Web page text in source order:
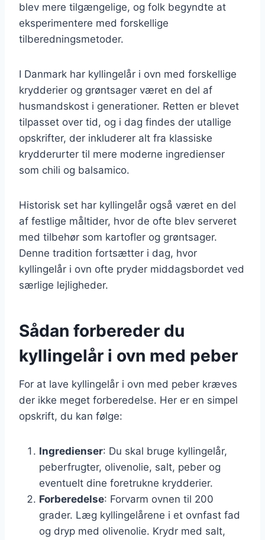
blev mere tilgængelige, og folk begyndte at
eksperimentere med forskellige
tilberedningsmetoder.
I Danmark har kyllingelår i ovn med forskellige
krydderier og grøntsager været en del af
husmandskost i generationer. Retten er blevet
tilpasset over tid, og i dag findes der utallige
opskrifter, der inkluderer alt fra klassiske
krydderurter til mere moderne ingredienser
som chili og balsamico.
Historisk set har kyllingelår også været en del
af festlige måltider, hvor de ofte blev serveret
med tilbehør som kartofler og grøntsager.
Denne tradition fortsætter i dag, hvor
kyllingelår i ovn ofte pryder middagsbordet ved
særlige lejligheder.
Sådan forbereder du
kyllingelår i ovn med peber
For at lave kyllingelår i ovn med peber kræves
der ikke meget forberedelse. Her er en simpel
opskrift, du kan følge:
Ingredienser: Du skal bruge kyllingelår,
peberfrugter, olivenolie, salt, peber og
eventuelt dine foretrukne krydderier.
Forberedelse: Forvarm ovnen til 200
grader. Læg kyllingelårene i et ovnfast fad
og dryp med olivenolie. Krydr med salt,